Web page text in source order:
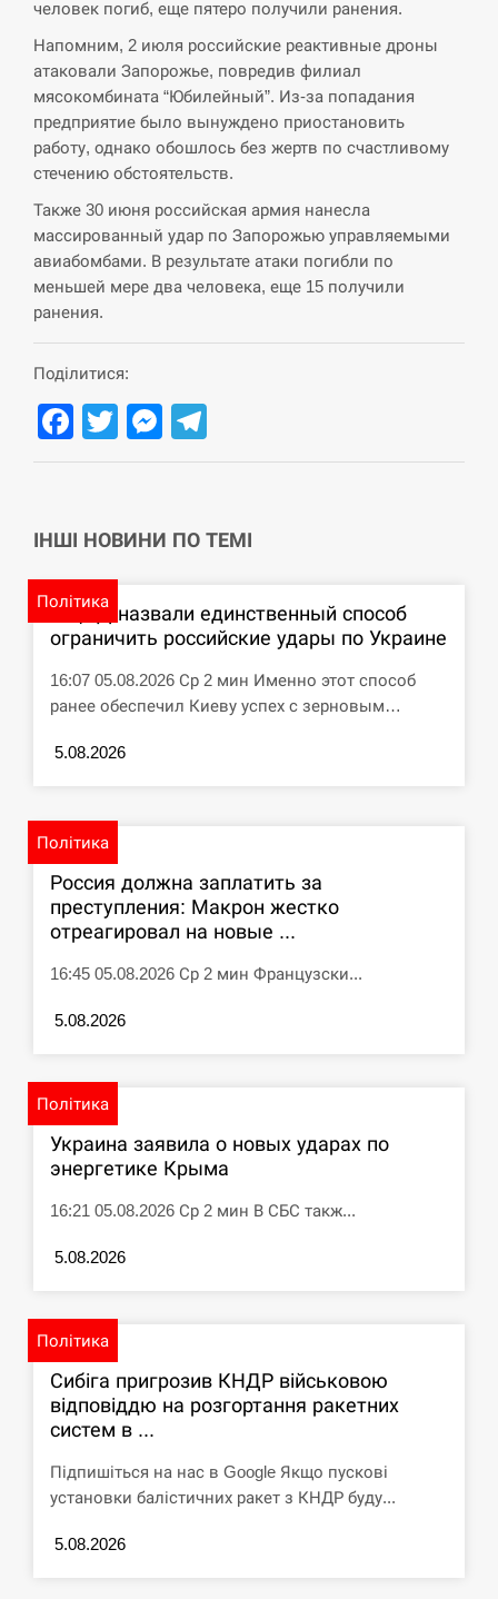
СЕРПЕНЬ
В Москве пожаловались на “кратный рост” атак
дронов Украины
СЕРПЕНЬ
13:40
Біля українського літака в аеропорту Лейпцига
виявили дрон, ймовірно, з…
13:23
ответили, как отреагируют на…
СЕРПЕНЬ
СЕРПЕНЬ
США обсуждают лицензии на Patriot для
Украины, несмотря на сомнения…
СЕРПЕНЬ
розблокування Ормузької протоки
12:23
Силы обороны поразили российскую
переправу, склады и другие важные объекты…
СЕРПЕНЬ
У США зафіксували рекордний спалах
Под огнем “Эпицентр”, ROZETKA и “Новая
почта”: что известно об…
СЕРПЕНЬ
левиці
11:23
Россияне ударили “Бардеролями” по Харькову,
есть пострадавшие
человек погиб, еще пятеро получили ранения.
Напомним, 2 июля российские реактивные дроны
атаковали Запорожье, повредив филиал
мясокомбината “Юбилейный”. Из-за попадания
предприятие было вынуждено приостановить
работу, однако обошлось без жертв по счастливому
стечению обстоятельств.
Также 30 июня российская армия нанесла
массированный удар по Запорожью управляемыми
авиабомбами. В результате атаки погибли по
меньшей мере два человека, еще 15 получили
ранения.
Поділитися:
Facebook
TwitterMessenger
ІНШІ НОВИНИ ПО ТЕМІ
Політика
В ЦПД назвали единственный способ
ограничить российские удары по Украине
16:07 05.08.2026 Ср 2 мин Именно этот способ
ранее обеспечил Киеву успех с зерновым…
5.08.2026
Політика
Россия должна заплатить за
преступления: Макрон жестко
отреагировал на новые ...
16:45 05.08.2026 Ср 2 мин Французски...
5.08.2026
Політика
Украина заявила о новых ударах по
энергетике Крыма
16:21 05.08.2026 Ср 2 мин В СБС такж...
5.08.2026
Політика
Сибіга пригрозив КНДР військовою
відповіддю на розгортання ракетних
систем в ...
Підпишіться на нас в Google Якщо пускові
установки балістичних ракет з КНДР буду...
5.08.2026